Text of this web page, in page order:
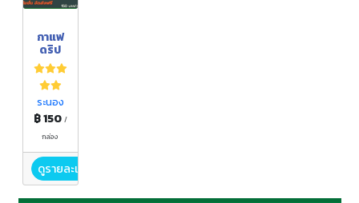
กาแฟ
ดริป
ระนอง
฿ 150 /
กล่อง
ดูรายละเอียด